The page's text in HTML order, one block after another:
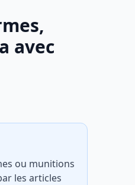
avec
ou munitions
les articles